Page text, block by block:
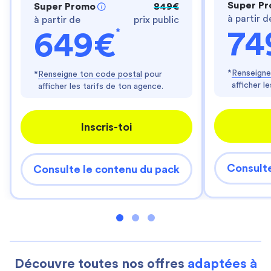
Super Promo
à partir de
649€*
849€
prix public
* Renseigne ton code postal pour
afficher les tarifs de ton agence.
Inscris-toi
Consulte le contenu du pack
Super
à partir
*
afficher
Découvre toutes nos offres adaptées à